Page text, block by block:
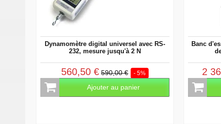
Dynamomètre digital universel avec RS-
232, mesure jusqu'à 2 N
560,50 € 590,00 € - 5%
Ajouter au panier
Banc
2